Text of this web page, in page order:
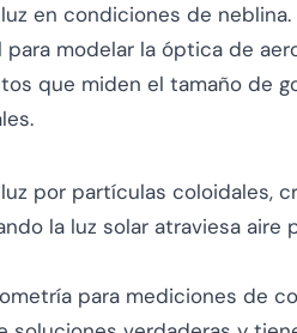
en condiciones de neblina.
modelar la óptica de
que miden el tamaño de
por partículas coloidales,
la luz solar atraviesa aire
para mediciones de